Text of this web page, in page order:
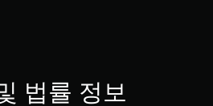
법률 정보